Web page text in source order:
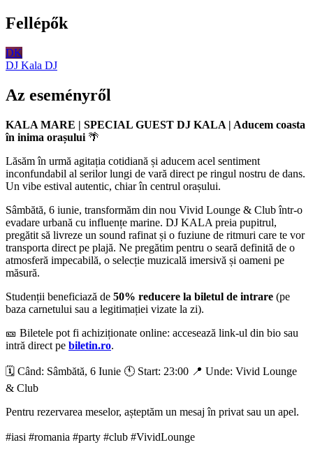
Fellépők
DK
DJ Kala DJ
Az eseményről
KALA MARE | SPECIAL GUEST DJ KALA | Aducem coasta
în inima orașului 🌴
Lăsăm în urmă agitația cotidiană și aducem acel sentiment
inconfundabil al serilor lungi de vară direct pe ringul nostru de dans.
Un vibe estival autentic, chiar în centrul orașului.
Sâmbătă, 6 iunie, transformăm din nou Vivid Lounge & Club într-o
evadare urbană cu influențe marine. DJ KALA preia pupitrul,
pregătit să livreze un sound rafinat și o fuziune de ritmuri care te vor
transporta direct pe plajă. Ne pregătim pentru o seară definită de o
atmosferă impecabilă, o selecție muzicală imersivă și oameni pe
măsură.
Studenții beneficiază de 50% reducere la biletul de intrare (pe
baza carnetului sau a legitimației vizate la zi).
🎫 Biletele pot fi achiziționate online: accesează link-ul din bio sau
intră direct pe biletin.ro.
🗓️ Când: Sâmbătă, 6 Iunie 🕚 Start: 23:00 📍 Unde: Vivid Lounge
& Club
Pentru rezervarea meselor, așteptăm un mesaj în privat sau un apel.
#iasi #romania #party #club #VividLounge